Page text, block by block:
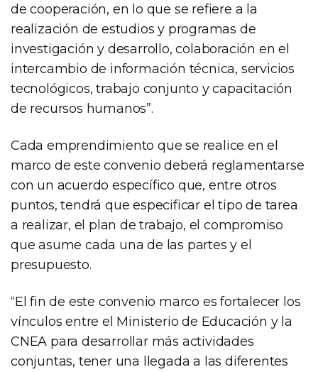
de cooperación, en lo que se refiere a la
realización de estudios y programas de
investigación y desarrollo, colaboración en el
intercambio de información técnica, servicios
tecnológicos, trabajo conjunto y capacitación
de recursos humanos”.
Cada emprendimiento que se realice en el
marco de este convenio deberá reglamentarse
con un acuerdo específico que, entre otros
puntos, tendrá que especificar el tipo de tarea
a realizar, el plan de trabajo, el compromiso
que asume cada una de las partes y el
presupuesto.
“El fin de este convenio marco es fortalecer los
vínculos entre el Ministerio de Educación y la
CNEA para desarrollar más actividades
conjuntas, tener una llegada a las diferentes